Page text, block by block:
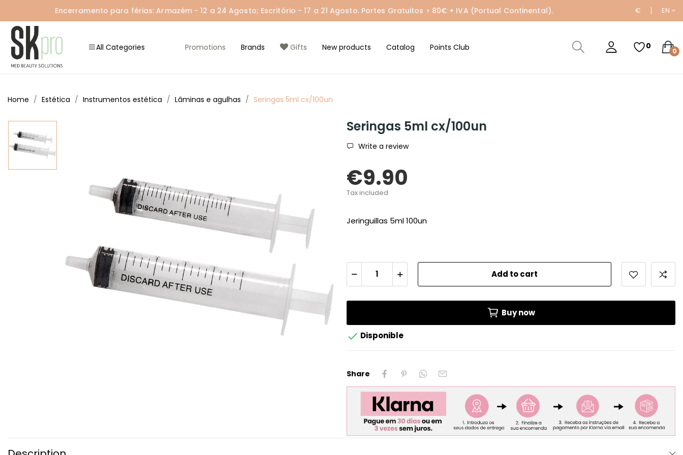
Encerramento para férias: Armazém - 12 a 24 Agosto; Escritório - 17 a 21 Agosto. Portes Gratuitos > 80€ + IVA (Portual Continental). € EN
All Categories Promotions Brands Gifts New products Catalog Points Club 0
0
Home Estética Instrumentos estética Lâminas e agulhas Seringas 5ml cx/100un
Seringas 5ml cx/100un
Write a review
€9.90
Tax included
Jeringuillas 5ml 100un
Add to cart
Buy now
 Disponible
Share